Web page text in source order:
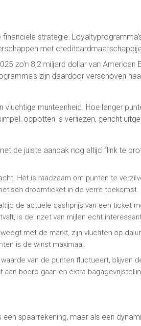
strategie.
met
zo'n 8,2 miljard dollar van
zijn daardoor verschoven
vluchtige munteenheid. Hoe langer
oppotten is verliezen, gericht
de juiste aanpak nog altijd flink te
Het is raadzaam om punten te
droomticket in de verre toekomst.
de actuele cashprijs van een ticket
is de inzet van mijlen echt
met de markt, zijn vluchten op
is de winst maximaal.
van de punten fluctueert, blijven
boord gaan en extra
spaarrekening, maar als een